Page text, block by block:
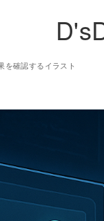
を確認するイラスト